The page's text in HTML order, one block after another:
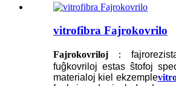
vitrofibra Fajrokovrilo
Fajrokovriloj ：
fuĝkovriloj estas ŝtofoj
materialoj kiel ekzemple